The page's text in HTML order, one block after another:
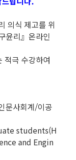
의식 제고를 위
윤리』온라인
적극 수강하여
문사회계/이공
students(H
and Engin